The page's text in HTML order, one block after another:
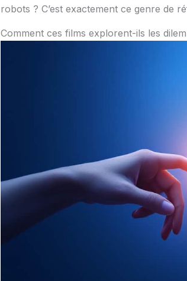
robots ? C’est exactement ce genre de
Comment ces films explorent-ils les